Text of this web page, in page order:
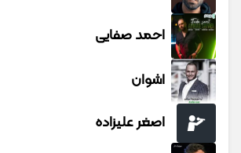
احمد صفایی
اشوان
اصغر علیزاده